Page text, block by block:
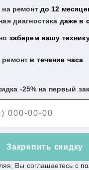
на ремонт до 12
диагностика даже в
заберем вашу
в течение часа
-25% на первый
Закрепить скидку
Вы соглашаетесь с